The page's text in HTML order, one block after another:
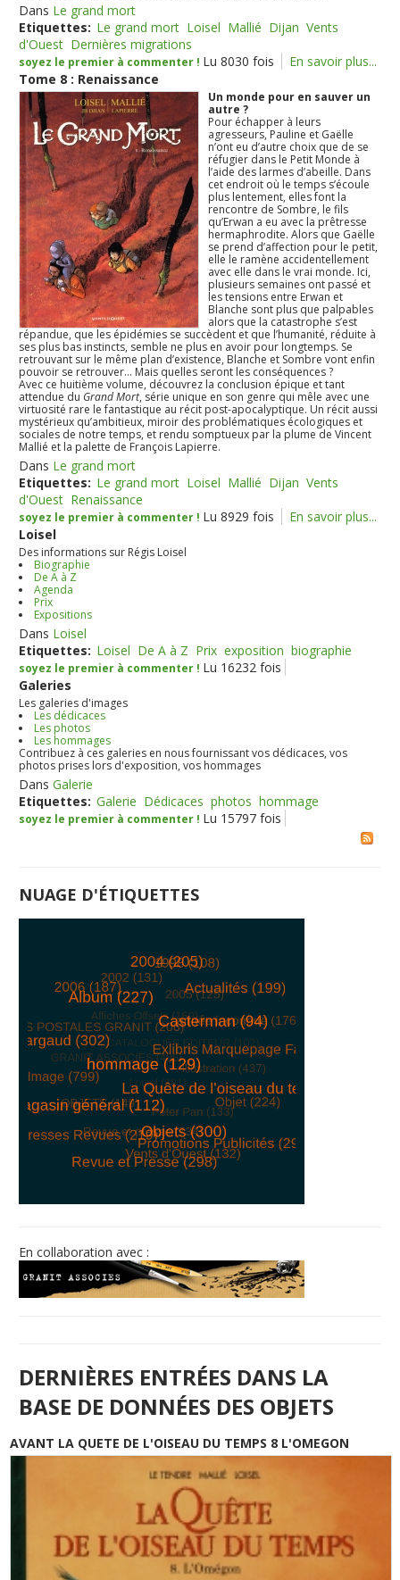
Dans Le grand mort
Etiquettes: Le grand mort Loisel Mallié Dijan Vents
d'Ouest Dernières migrations
soyez le premier à commenter ! Lu 8030 fois
En savoir plus...
Tome 8 : Renaissance
Un monde pour en sauver un
autre ?
Pour échapper à leurs
agresseurs, Pauline et Gaëlle
n’ont eu d’autre choix que de se
réfugier dans le Petit Monde à
l’aide des larmes d’abeille. Dans
cet endroit où le temps s’écoule
plus lentement, elles font la
rencontre de Sombre, le fils
qu’Erwan a eu avec la prêtresse
hermaphrodite. Alors que Gaëlle
se prend d’affection pour le petit,
elle le ramène accidentellement
avec elle dans le vrai monde. Ici,
plusieurs semaines ont passé et
les tensions entre Erwan et
Blanche sont plus que palpables
alors que la catastrophe s’est
répandue, que les épidémies se succèdent et que l’humanité, réduite à
ses plus bas instincts, semble ne plus en avoir pour longtemps. Se
retrouvant sur le même plan d’existence, Blanche et Sombre vont enfin
pouvoir se retrouver… Mais quelles seront les conséquences ?
Avec ce huitième volume, découvrez la conclusion épique et tant
attendue du Grand Mort, série unique en son genre qui mêle avec une
virtuosité rare le fantastique au récit post-apocalyptique. Un récit aussi
mystérieux qu’ambitieux, miroir des problématiques écologiques et
sociales de notre temps, et rendu somptueux par la plume de Vincent
Mallié et la palette de François Lapierre.
Dans Le grand mort
Etiquettes: Le grand mort Loisel Mallié Dijan Vents
d'Ouest Renaissance
soyez le premier à commenter ! Lu 8929 fois
En savoir plus...
Loisel
Des informations sur Régis Loisel
Biographie
De A à Z
Agenda
Prix
Expositions
Dans Loisel
Etiquettes: Loisel De A à Z Prix exposition biographie
soyez le premier à commenter ! Lu 16232 fois
Galeries
Les galeries d'images
Les dédicaces
Les photos
Les hommages
Contribuez à ces galeries en nous fournissant vos dédicaces, vos
photos prises lors d'exposition, vos hommages
DansGalerie
Etiquettes: Galerie Dédicaces photos hommage
soyez le premier à commenter ! Lu 15797 fois
NUAGE D'ÉTIQUETTES
En collaboration avec :
DERNIÈRES ENTRÉES DANS LA
BASE DE DONNÉES DES OBJETS
AVANT LA QUETE DE L'OISEAU DU TEMPS 8 L'OMEGON